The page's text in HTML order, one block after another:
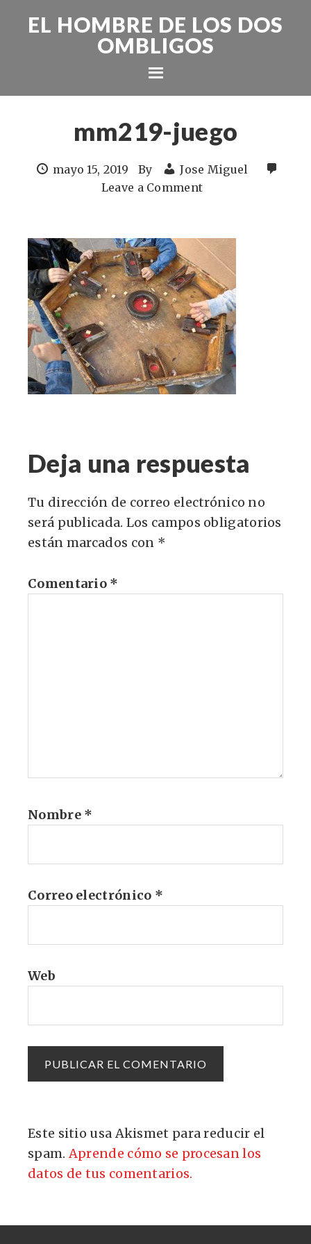
EL HOMBRE DE LOS DOS
OMBLIGOS
mm219-juego
mayo 15, 2019 By
Jose Miguel
Leave a Comment
Deja una respuesta
Tu dirección de correo electrónico no
será publicada. Los campos obligatorios
están marcados con *
Comentario *
Nombre *
Correo electrónico *
Web
Este sitio usa Akismet para reducir el
spam.Aprende cómo se procesan los
datos de tus comentarios.